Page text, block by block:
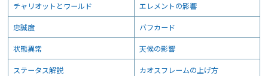
チャリオットとワールド エレメントの影響
忠誠度 バフカード
状態異常 天候の影響
ステータス解説 カオスフレームの上げ方